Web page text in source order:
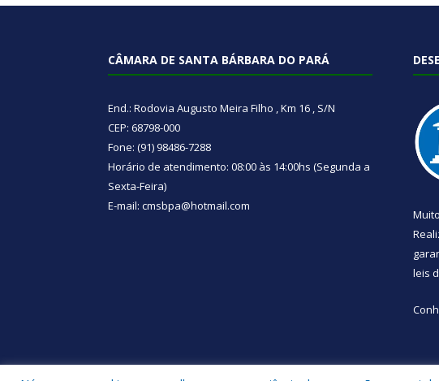
CÂMARA DE SANTA BÁRBARA DO PARÁ
End.: Rodovia Augusto Meira Filho , Km 16 , S/N
CEP: 68798-000
Fone: (91) 98486-7288
Horário de atendimento: 08:00 às 14:00hs (Segunda a
Sexta-Feira)
E-mail: cmsbpa@hotmail.com
leis